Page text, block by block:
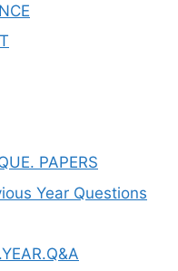
PAPERS
Year Questions